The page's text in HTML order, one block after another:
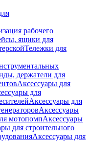
рабочего
ящики для
Тележки для
держатели для
Аксессуары для
для
Аксессуары для
Аксессуары
мотопомпАксессуары
для строительного
Аксессуары для